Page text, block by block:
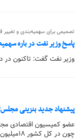
تصمیمی برای سهمیه‌بندی و
پاسخ وزیر نفت در باره
وزیر نفت گفت: تاکنون
پیشنهاد جدید بنزینی
عضو کمیسیون اقتصادی
چون در کل کشور ۱۸میلیون خودرو داریم و ۶۰درصد مردم خودرو ندارند و از منافع حاصله بی‌نصیب هستند.